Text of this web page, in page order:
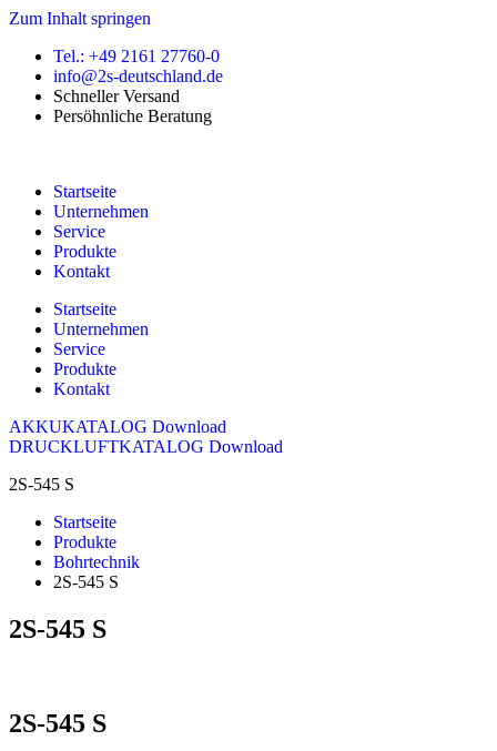
Zum Inhalt springen
Tel.: +49 2161 27760-0
info@2s-deutschland.de
Schneller Versand
Persöhnliche Beratung
Startseite
Unternehmen
Service
Produkte
Kontakt
Startseite
Unternehmen
Service
Produkte
Kontakt
AKKUKATALOG Download
DRUCKLUFTKATALOG Download
2S-545 S
Startseite
Produkte
Bohrtechnik
2S-545 S
2S-545 S
2S-545 S